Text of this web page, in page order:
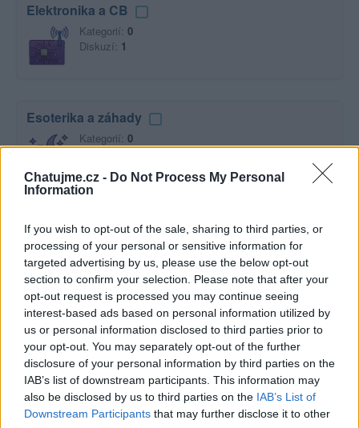
Chatujme.cz - Do Not Process My Personal
Information
If you wish to opt-out of the sale, sharing to third parties, or
processing of your personal or sensitive information for
targeted advertising by us, please use the below opt-out
section to confirm your selection. Please note that after your
opt-out request is processed you may continue seeing
interest-based ads based on personal information utilized by
us or personal information disclosed to third parties prior to
your opt-out. You may separately opt-out of the further
disclosure of your personal information by third parties on the
IAB’s list of downstream participants. This information may
also be disclosed by us to third parties on the IAB’s List of
Downstream Participants that may further disclose it to other
Elektronika a CB
Kategorií: 0
Diskuzí: 1
Esoterika a záhady
Kategorií: 0
Diskuzí:9
Film a televize
Kategorií:2
Diskuzí:19
Hudba
Kategorií:0
Diskuzí:47